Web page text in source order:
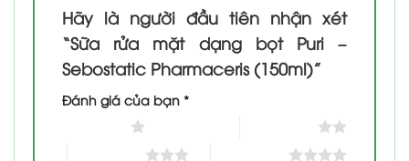
Hãy là người đầu tiên nhận xét
“Sữa rửa mặt dạng bọt Puri –
Sebostatic Pharmaceris (150ml)”
Đánh giá của bạn *